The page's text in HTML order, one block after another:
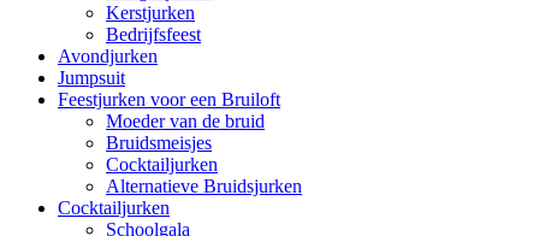
Kerstjurken
Bedrijfsfeest
Avondjurken
Jumpsuit
Feestjurken voor een Bruiloft
Moeder van de bruid
Bruidsmeisjes
Cocktailjurken
Alternatieve Bruidsjurken
Cocktailjurken
Schoolgala